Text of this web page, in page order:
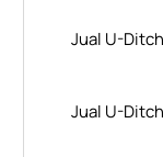
Jual U-
Jual U-